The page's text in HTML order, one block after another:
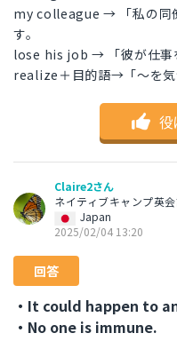
my colleague → 「私の同
す。
lose his job → 「彼が仕事
realize＋目的語→「〜を気
役
Claire2さん
ネイティブキャンプ英
Japan
2025/02/04 13:20
回答
・It could happen to
・No one is immune.